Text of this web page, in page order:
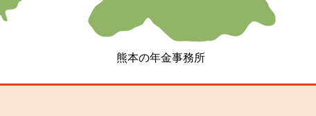
熊本の年金事務所